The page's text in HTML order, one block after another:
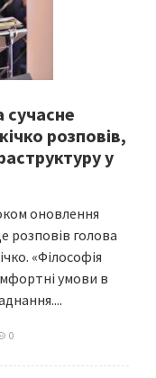
сучасне
розповів,
у
оновлення
розповів голова
«Філософія
умови в
0